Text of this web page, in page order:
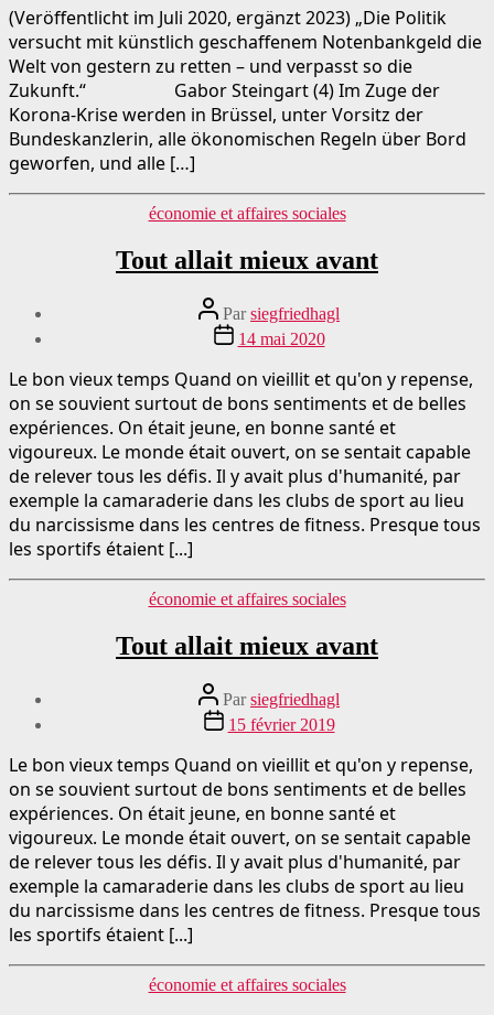
publication
(Veröffentlicht im Juli 2020, ergänzt 2023) „Die Politik
versucht mit künstlich geschaffenem Notenbankgeld die
Welt von gestern zu retten – und verpasst so die
Zukunft.“ Gabor Steingart (4) Im Zuge der
Korona-Krise werden in Brüssel, unter Vorsitz der
Bundeskanzlerin, alle ökonomischen Regeln über Bord
geworfen, und alle […]
Catégories
économie et affaires sociales
Tout allait mieux avant
Auteur
du
message
Parsiegfriedhagl
Date
publication
14 mai 2020
Le bon vieux temps Quand on vieillit et qu'on y repense,
on se souvient surtout de bons sentiments et de belles
expériences. On était jeune, en bonne santé et
vigoureux. Le monde était ouvert, on se sentait capable
de relever tous les défis. Il y avait plus d'humanité, par
exemple la camaraderie dans les clubs de sport au lieu
du narcissisme dans les centres de fitness. Presque tous
les sportifs étaient [...]
Catégories
économie et affaires sociales
Tout allait mieux avant
Auteur
du
message
Parsiegfriedhagl
Date
publication
15 février 2019
Le bon vieux temps Quand on vieillit et qu'on y repense,
on se souvient surtout de bons sentiments et de belles
expériences. On était jeune, en bonne santé et
vigoureux. Le monde était ouvert, on se sentait capable
de relever tous les défis. Il y avait plus d'humanité, par
exemple la camaraderie dans les clubs de sport au lieu
du narcissisme dans les centres de fitness. Presque tous
les sportifs étaient [...]
Catégories
économie et affaires sociales